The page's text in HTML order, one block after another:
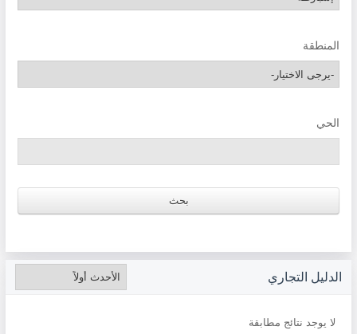
المنطقة
الحي
الدليل التجاري
لا يوجد نتائج مطابقة